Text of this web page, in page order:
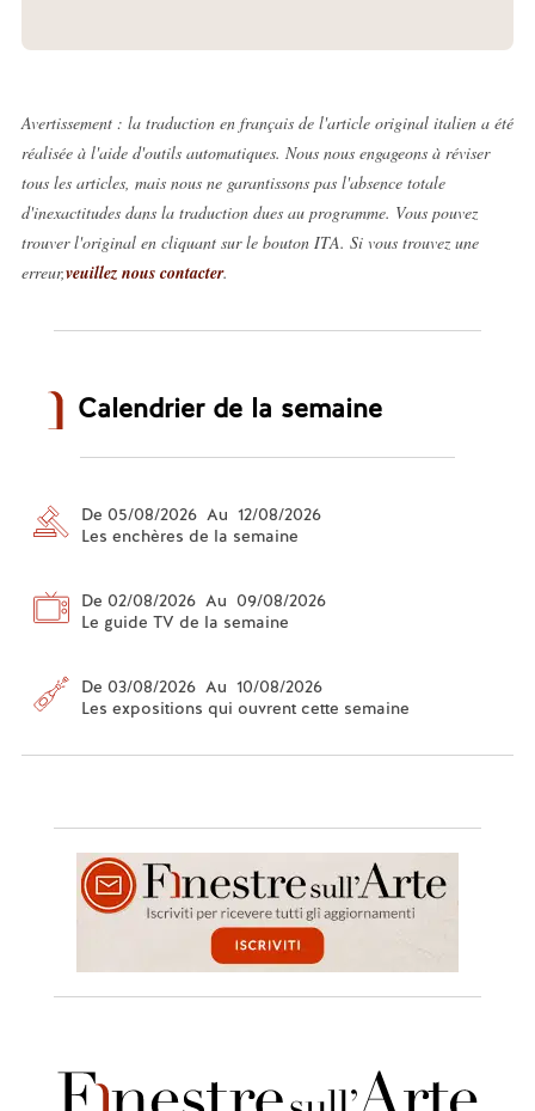
Avertissement : la traduction en français de l'article original italien a été
réalisée à l'aide d'outils automatiques. Nous nous engageons à réviser
tous les articles, mais nous ne garantissons pas l'absence totale
d'inexactitudes dans la traduction dues au programme. Vous pouvez
trouver l'original en cliquant sur le bouton ITA. Si vous trouvez une
erreur,veuillez nous contacter.
Calendrier de la semaine
De 05/08/2026 Au 12/08/2026
Les enchères de la semaine
De 02/08/2026 Au 09/08/2026
Le guide TV de la semaine
De 03/08/2026 Au 10/08/2026
Les expositions qui ouvrent cette semaine